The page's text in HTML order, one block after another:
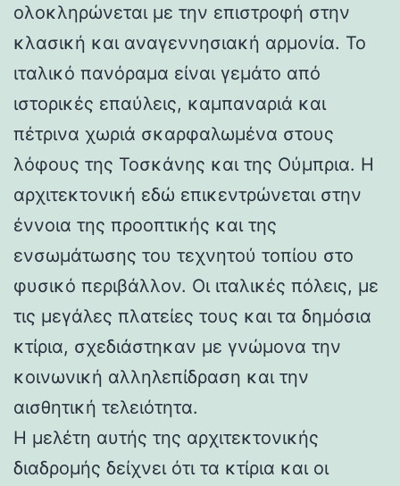
ολοκληρώνεται με την επιστροφή στην
κλασική και αναγεννησιακή αρμονία. Το
ιταλικό πανόραμα είναι γεμάτο από
ιστορικές επαύλεις, καμπαναριά και
πέτρινα χωριά σκαρφαλωμένα στους
λόφους της Τοσκάνης και της Ούμπρια. Η
αρχιτεκτονική εδώ επικεντρώνεται στην
έννοια της προοπτικής και της
ενσωμάτωσης του τεχνητού τοπίου στο
φυσικό περιβάλλον. Οι ιταλικές πόλεις, με
τις μεγάλες πλατείες τους και τα δημόσια
κτίρια, σχεδιάστηκαν με γνώμονα την
κοινωνική αλληλεπίδραση και την
αισθητική τελειότητα.
Η μελέτη αυτής της αρχιτεκτονικής
διαδρομής δείχνει ότι τα κτίρια και οι